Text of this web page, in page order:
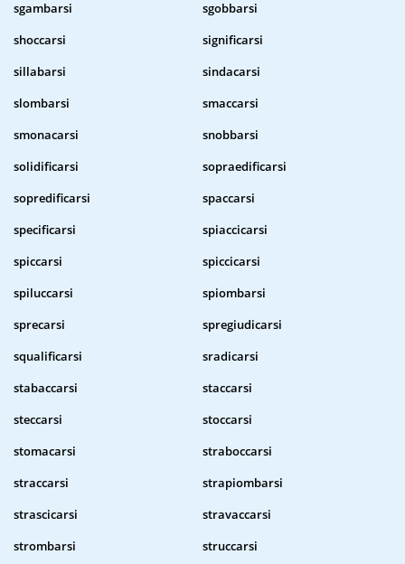
sgambarsi
sgobbarsi
shoccarsi
significarsi
sillabarsi
sindacarsi
slombarsi
smaccarsi
smonacarsi
snobbarsi
solidificarsi
sopraedificarsi
sopredificarsi
spaccarsi
specificarsi
spiaccicarsi
spiccarsi
spiccicarsi
spiluccarsi
spiombarsi
sprecarsi
spregiudicarsi
squalificarsi
sradicarsi
stabaccarsi
staccarsi
steccarsi
stoccarsi
stomacarsi
straboccarsi
straccarsi
strapiombarsi
strascicarsi
stravaccarsi
strombarsi
struccarsi